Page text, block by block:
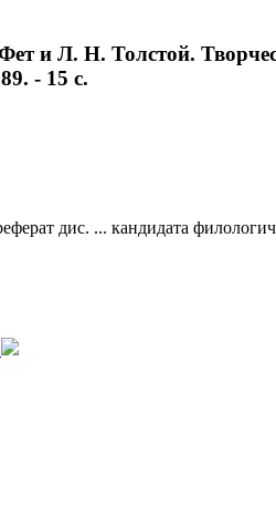
и Л. Н. Толстой.
- 15 с.
дис. ... кандидата